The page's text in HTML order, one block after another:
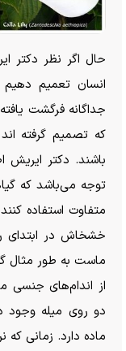
حال اگر نظر دکتر
انسان تعمیم
جداگانه فرگشت
که تصمیم گرفته
باشند. دکتر ایریش
توجه می‌باشد که
متفاوت استفاده
خشخاش در ابتدای
ماست به طور مثال
از اندام‌های جنسی
دو روی میله وجود
ماده دارد. زمانی